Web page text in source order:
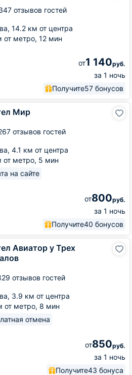
отзывов гостей
14.2 км от центра
от метро, 12 мин
от1 140руб.
за 1 ночь
Получите57 бонусов
Мир
отзывов гостей
4.1 км от центра
от метро, 5 мин
на сайте
от800руб.
за 1 ночь
Получите40 бонусов
Авиатор у Трех
отзывов гостей
3.9 км от центра
от метро, 8 мин
отмена
от850руб.
за 1 ночь
Получите43 бонуса